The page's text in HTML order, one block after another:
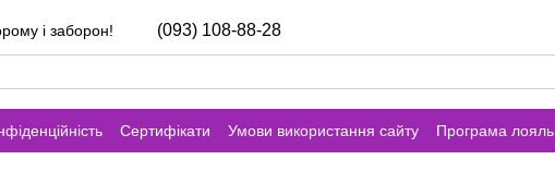
і заборон!
(093) 108-88-28
Сертифікати Умови використання сайту Програма